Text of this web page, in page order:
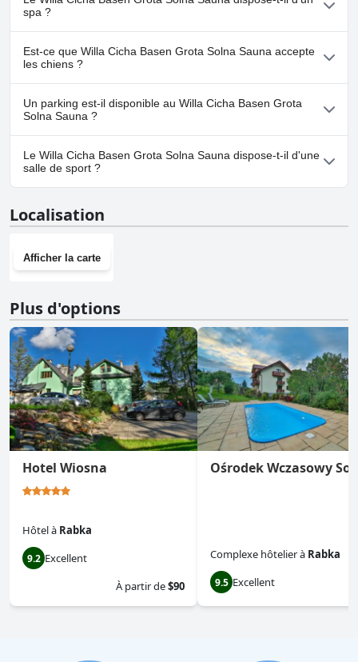
appartenant à une ou plusieurs des catégories suivantes : Piscine
Extérieure.Pour plus d'informations, lisez les réponses au
questionnairePiscine.
spa ?
Non, il n'y a pas de spa à Willa Cicha Basen Grota Solna Sauna.
Est-ce que Willa Cicha Basen Grota Solna Sauna accepte
les chiens ?
Oui, Willa Cicha Basen Grota Solna Sauna accueille les chiens.Pour
plus d'informations, lisez les réponses au questionnaireChien
Un parking est-il disponible au Willa Cicha Basen Grota
Solna Sauna ?
Oui, un parking est disponible à Willa Cicha Basen Grota Solna
Sauna.
Le Willa Cicha Basen Grota Solna Sauna dispose-t-il d'une
salle de sport ?
sport.
Localisation
Afficher la carte
Plus d'options
Hotel Wiosna
Hôtelà Rabka
9.2 Excellent
À partir de$90
Ośrodek Wczasowy
Complexe hôtelierà Rabka
9.5 Excellent